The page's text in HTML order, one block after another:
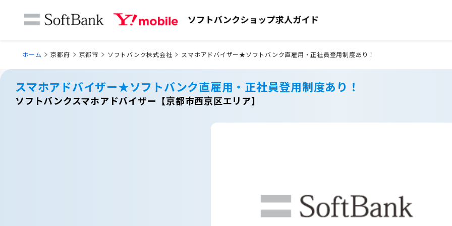
ホーム 京都府 京都市 ソフトバンク株式会社 スマホアドバイザー★ソフトバンク直雇用・正社員登用制度あり！
スマホアドバイザー★ソフトバンク直雇用・正社員登用制度あり！
ソフトバンクスマホアドバイザー【京都市西京区エリア】